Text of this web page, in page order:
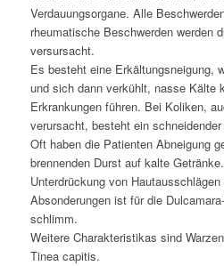
Verdauungsorgane. Alle
rheumatische Beschwerden werden
versursacht.
Es besteht eine Erkältungsneigung,
und sich dann verkühlt, nasse Kälte
Erkrankungen führen. Bei Koliken,
verursacht, besteht ein
Oft haben die Patienten Abneigung
brennenden Durst auf kalte Getränke.
Unterdrückung von
Absonderungen ist für die
schlimm.
Weitere Charakteristikas sind
Tinea capitis.